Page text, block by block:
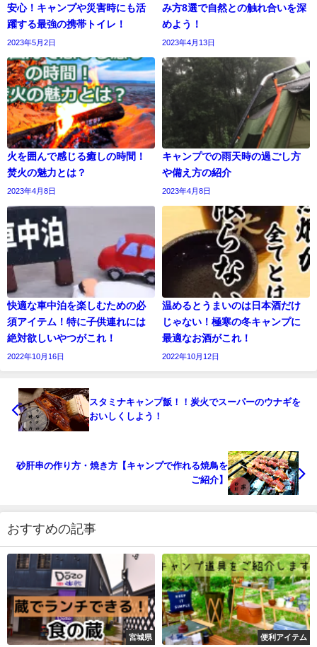
安心！キャンプや災害時にも活
躍する最強の携帯トイレ！
2023年5月2日
み方8選で自然との触れ合いを深
めよう！
2023年4月13日
火を囲んで感じる癒しの時間！
焚火の魅力とは？
2023年4月8日
キャンプでの雨天時の過ごし方
や備え方の紹介
2023年4月8日
快適な車中泊を楽しむための必
須アイテム！特に子供連れには
絶対欲しいやつがこれ！
2022年10月16日
温めるとうまいのは日本酒だけ
じゃない！極寒の冬キャンプに
最適なお酒がこれ！
2022年10月12日
スタミナキャンプ飯！！炭火でスーパーのウナギを
おいしくしよう！
砂肝串の作り方・焼き方【キャンプで作れる焼鳥を
ご紹介】
おすすめの記事
宮城県 便利アイテム